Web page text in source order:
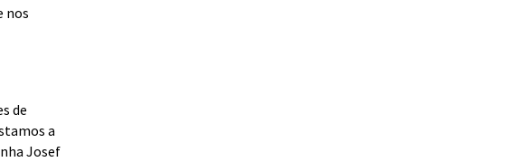
nos
de
a
Josef